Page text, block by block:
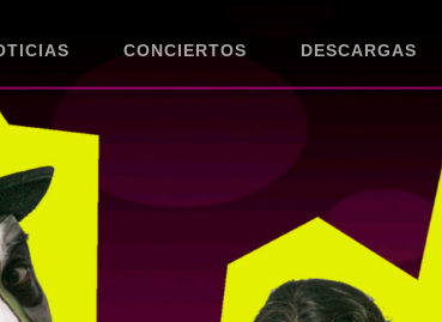
CONCIERTOS DESCARGAS